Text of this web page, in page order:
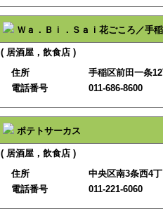
Ｗａ．Ｂｉ．Ｓａｉ花ごころ／手
( 居酒屋，飲食店 )
住所
手稲区前田一条
電話番号
011-686-8600
ポテトサーカス
( 居酒屋，飲食店 )
住所
中央区南3条西4
電話番号
011-221-6060